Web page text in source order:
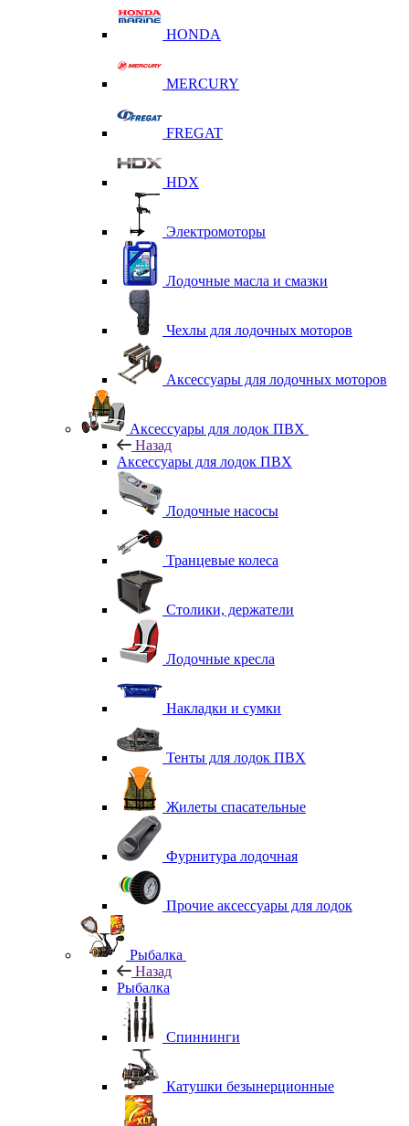
HONDA
MERCURY
FREGAT
HDX
Электромоторы
Лодочные масла и смазки
Чехлы для лодочных моторов
Аксессуары для лодочных моторов
Аксессуары для лодок ПВХ
Назад
Аксессуары для лодок ПВХ
Лодочные насосы
Транцевые колеса
Столики, держатели
Лодочные кресла
Накладки и сумки
Тенты для лодок ПВХ
Жилеты спасательные
Фурнитура лодочная
Прочие аксессуары для лодок
Рыбалка
Назад
Рыбалка
Спиннинги
Катушки безынерционные